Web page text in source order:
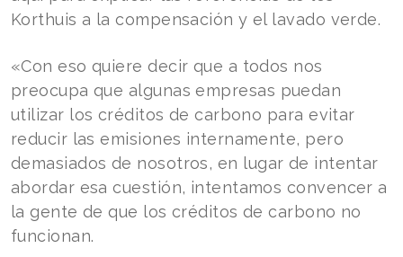
Korthuis a la compensación y el lavado verde.
«Con eso quiere decir que a todos nos
preocupa que algunas empresas puedan
utilizar los créditos de carbono para evitar
reducir las emisiones internamente, pero
demasiados de nosotros, en lugar de intentar
abordar esa cuestión, intentamos convencer a
la gente de que los créditos de carbono no
funcionan.